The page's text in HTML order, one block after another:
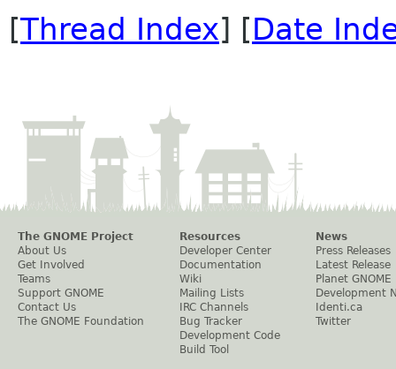
[Thread Index] [Date
The GNOME Project
About Us
Get Involved
Teams
Support GNOME
Contact Us
The GNOME Foundation
Resources
Developer Center
Documentation
Wiki
Mailing Lists
IRC Channels
Bug Tracker
Development Code
Build Tool
News
Press Releases
Latest Release
Planet GNOME
Development
Identi.ca
Twitter